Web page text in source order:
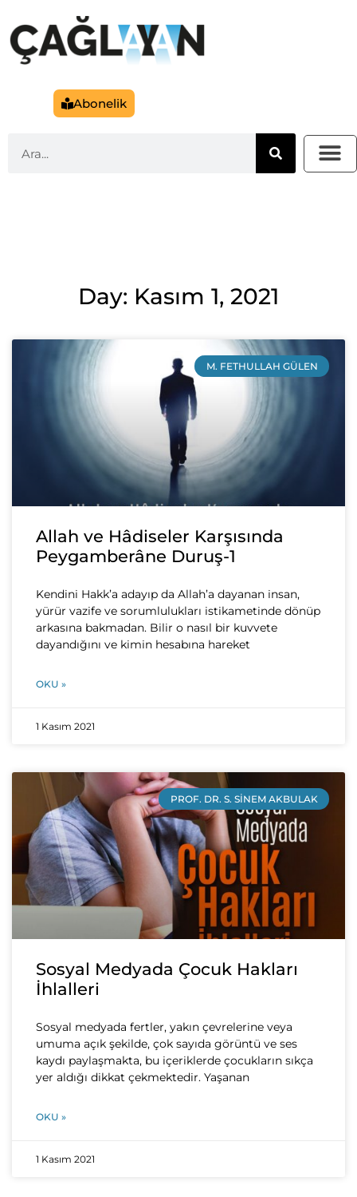
Abonelik
Day: Kasım 1, 2021
M. FETHULLAH GÜLEN
Allah ve Hâdiseler Karşısında
Peygamberâne Duruş-1
Kendini Hakk’a adayıp da Allah’a dayanan insan,
yürür vazife ve sorumlulukları istikametinde dönüp
arkasına bakmadan. Bilir o nasıl bir kuvvete
dayandığını ve kimin hesabına hareket
OKU »
1 Kasım 2021
PROF. DR. S. SINEM AKBULAK
Sosyal Medyada Çocuk Hakları
İhlalleri
Sosyal medyada fertler, yakın çevrelerine veya
umuma açık şekilde, çok sayıda görüntü ve ses
kaydı paylaşmakta, bu içeriklerde çocukların sıkça
yer aldığı dikkat çekmektedir. Yaşanan
OKU »
1 Kasım 2021